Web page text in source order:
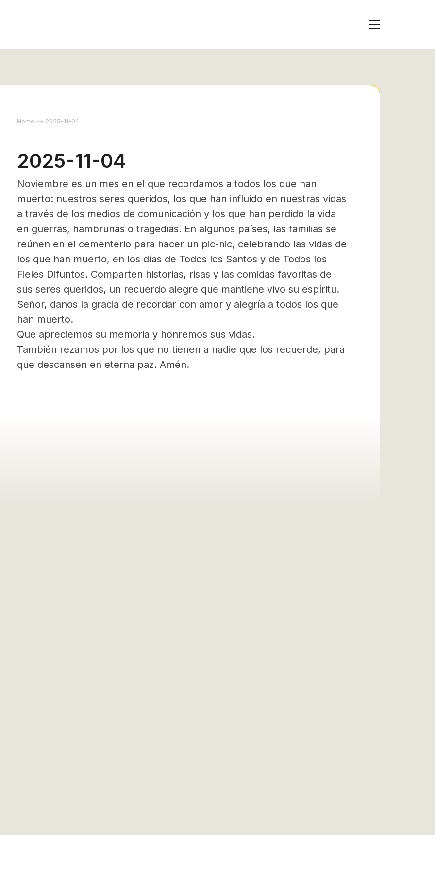
Home 2025-11-04
2025-11-04
Noviembre es un mes en el que recordamos a todos los que han
muerto: nuestros seres queridos, los que han influido en nuestras vidas
a través de los medios de comunicación y los que han perdido la vida
en guerras, hambrunas o tragedias. En algunos países, las familias se
reúnen en el cementerio para hacer un pic-nic, celebrando las vidas de
los que han muerto, en los días de Todos los Santos y de Todos los
Fieles Difuntos. Comparten historias, risas y las comidas favoritas de
sus seres queridos, un recuerdo alegre que mantiene vivo su espíritu.
Señor, danos la gracia de recordar con amor y alegría a todos los que
han muerto.
Que apreciemos su memoria y honremos sus vidas.
También rezamos por los que no tienen a nadie que los recuerde, para
que descansen en eterna paz. Amén.